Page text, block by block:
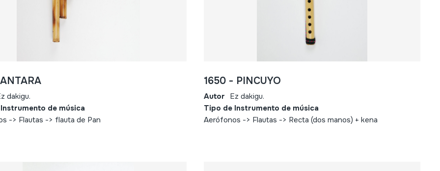
dakigu.
de música
-> Flautas -> flauta de Pan
1650 - PINCUYO
Autor Ez dakigu.
Tipo de Instrumento de música
Aerófonos -> Flautas -> Recta (dos manos) + kena